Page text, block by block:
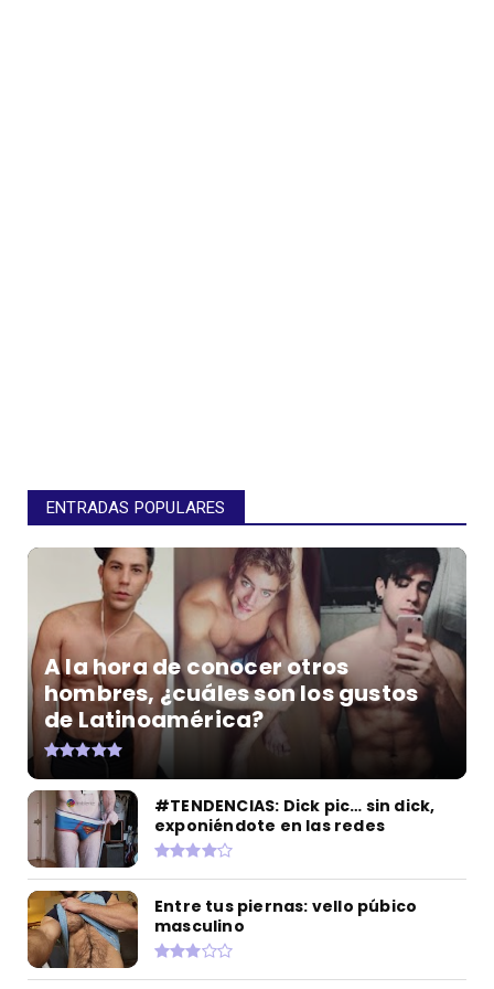
ENTRADAS POPULARES
A la hora de conocer otros
hombres, ¿cuáles son los gustos
de Latinoamérica?
#TENDENCIAS: Dick pic… sin dick,
exponiéndote en las redes
Entre tus piernas: vello púbico
masculino